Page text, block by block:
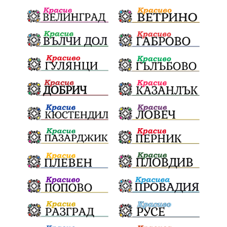
икономика лев оставка
традиции и обичаи лято язовири
плодове разследване дете страх
семинар бедствия Сопот Мирен протест
съединение активни граждане
активни граждане Честване убийство
Павел Стоименов черно море туристи
доброволци Брюксел Румъния наркотици
дронове МЕЧ дебат
детектор на лъжата МВР